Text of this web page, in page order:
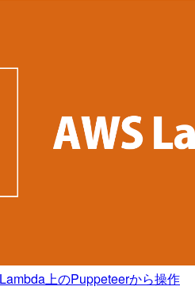
上のPuppeteerから操作